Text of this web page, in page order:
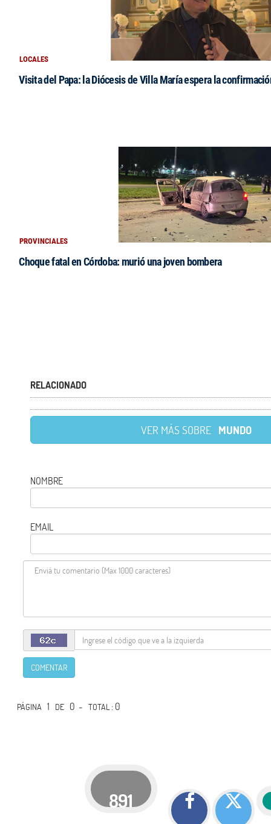
LOCALES
Visita del Papa: la Diócesis de Villa María espera la
PROVINCIALES
Choque fatal en Córdoba: murió una joven bombera
RELACIONADO
VER MÁS SOBRE MUNDO
NOMBRE
EMAIL
COMENTAR
PÁGINA 1 DE 0 -TOTAL: 0
891